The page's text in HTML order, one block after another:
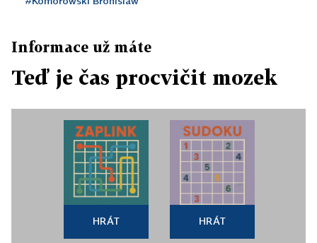
Informace už máte
Teď je čas procvičit mozek
HRÁT HRÁT